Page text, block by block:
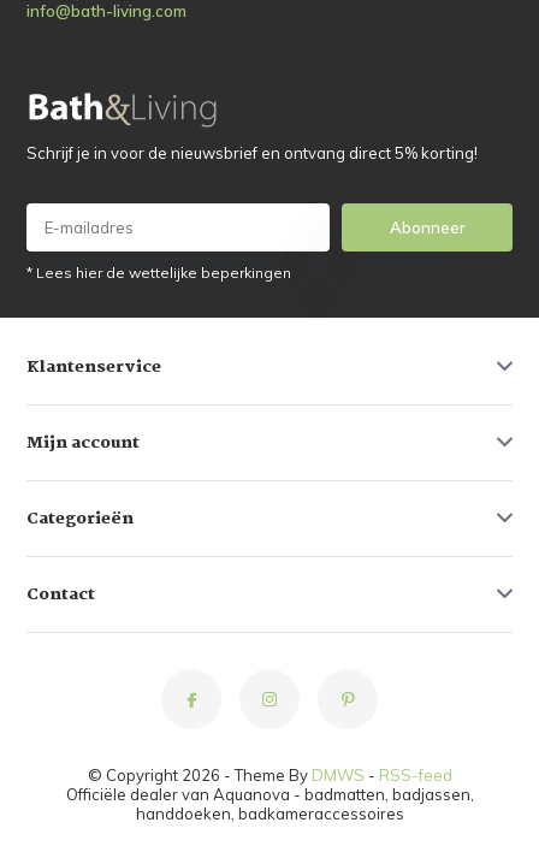
info@bath-living.com
Schrijf je in voor de nieuwsbrief en ontvang direct 5% korting!
Abonneer
* Lees hier de wettelijke beperkingen
Klantenservice
Mijn account
Categorieën
Contact
© Copyright 2026 - Theme By DMWS - RSS-feed
Officiële dealer van Aquanova - badmatten, badjassen,
handdoeken, badkameraccessoires